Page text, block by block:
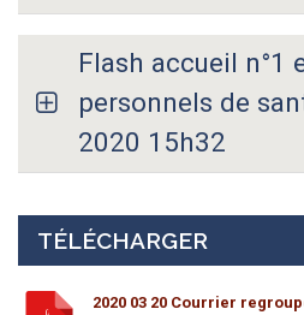
Flash accueil n°1
personnels de
2020 15h32
TÉLÉCHARGER
2020 03 20 Courrier